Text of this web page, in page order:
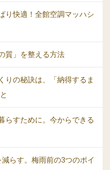
り快適！全館空調マッハシ
質」を整える方法
りの秘訣は、「納得するま
らすために。今からできる
らす。梅雨前の3つのポイ